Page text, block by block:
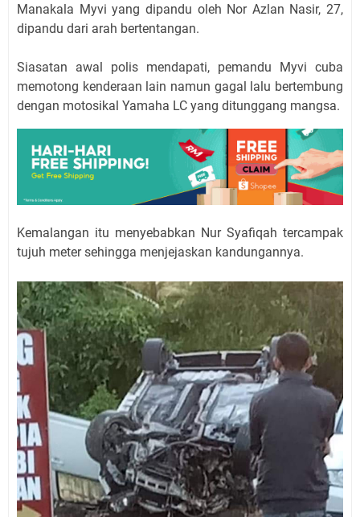
Manakala Myvi yang dipandu oleh Nor Azlan Nasir, 27,
dipandu dari arah bertentangan.
Siasatan awal polis mendapati, pemandu Myvi cuba
memotong kenderaan lain namun gagal lalu bertembung
dengan motosikal Yamaha LC yang ditunggang mangsa.
Kemalangan itu menyebabkan Nur Syafiqah tercampak
tujuh meter sehingga menjejaskan kandungannya.